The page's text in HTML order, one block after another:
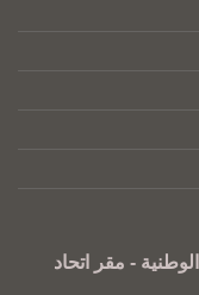
- مقر اتحاد